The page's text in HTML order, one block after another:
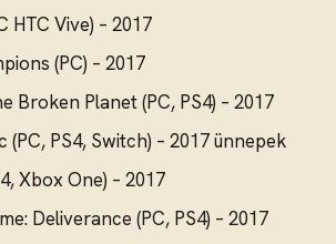
HTC Vive) – 2017
(PC) – 2017
Broken Planet (PC, PS4) – 2017
(PC, PS4, Switch) – 2017 ünnepek
Xbox One) – 2017
Deliverance (PC, PS4) – 2017